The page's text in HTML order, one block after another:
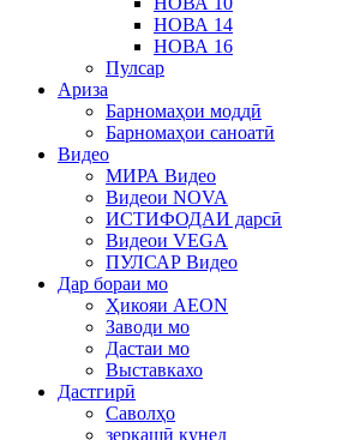
НОВА 14
НОВА 16
Пулсар
Ариза
Барномаҳои моддӣ
Барномаҳои саноатӣ
Видео
МИРА Видео
Видеои NOVA
ИСТИФОДАИ дарсӣ
Видеои VEGA
ПУЛСАР Видео
Дар бораи мо
Ҳикояи AEON
Заводи мо
Дастаи мо
Выставкахо
Дастгирӣ
Саволҳо
зеркашӣ кунед